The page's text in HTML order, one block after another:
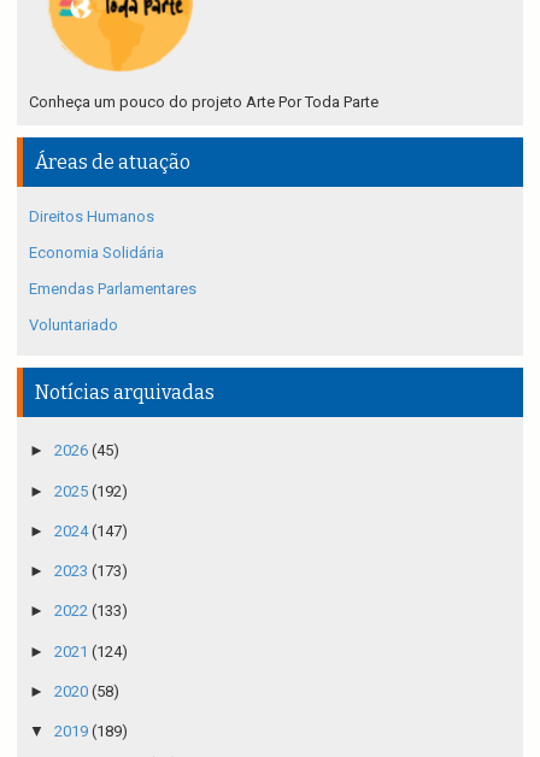
Conheça um pouco do projeto Arte Por Toda Parte
Áreas de atuação
Direitos Humanos
Economia Solidária
Emendas Parlamentares
Voluntariado
Notícias arquivadas
► 2026 (45)
► 2025 (192)
► 2024(147)
► 2023 (173)
► 2022 (133)
► 2021 (124)
► 2020 (58)
▼ 2019 (189)